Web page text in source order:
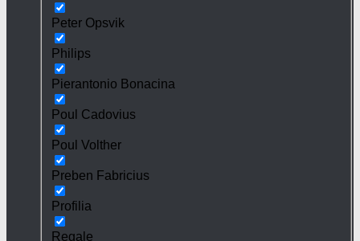
Peter Opsvik
Philips
Pierantonio Bonacina
Poul Cadovius
Poul Volther
Preben Fabricius
Profilia
Regale